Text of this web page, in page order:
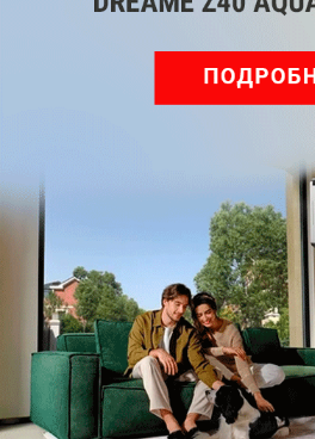
Подпишись на наш канал в